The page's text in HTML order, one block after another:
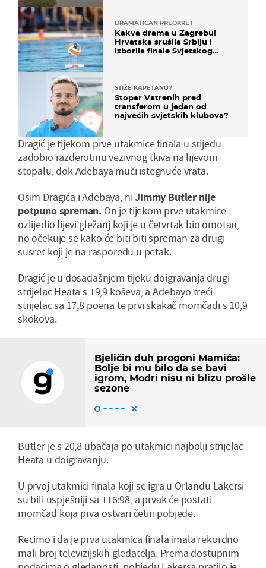
DRAMATIČAN PREOKRET
Kakva drama u Zagrebu!
Hrvatska srušila Srbiju i
izborila finale Svjetskog
STIŽE KAPETANU?
Stoper Vatrenih pred
transferom u jedan od
najvećih svjetskih klubova?
Dragić je tijekom prve utakmice finala u srijedu
zadobio razderotinu vezivnog tkiva na lijevom
stopalu, dok Adebaya muči istegnuće vrata.
Osim Dragića i Adebaya, niJimmy Butler nije
potpuno spreman. On je tijekom prve utakmice
ozlijedio lijevi gležanj koji je u četvrtak bio omotan,
no očekuje se kako će biti biti spreman za drugi
susret koji je na rasporedu u petak.
Dragić je u dosadašnjem tijeku doigravanja drugi
strijelac Heata s 19,9 koševa, a Adebayo treći
strijelac sa 17,8 poena te prvi skakač momčadi s 10,9
skokova.
Bjeličin duh progoni Mamića:
Bolje bi mu bilo da se bavi
igrom, Modri nisu ni blizu prošle
sezone
Butler je s 20,8 ubačaja po utakmici najbolji strijelac
Heata u doigravanju.
U prvoj utakmici finala koji se igra u Orlandu Lakersi
su bili uspješniji sa 116:98, a prvak će postati
momčad koja prva ostvari četiri pobjede.
Recimo i da je prva utakmica finala imala rekordno
mali broj televizijskih gledatelja. Prema dostupnim